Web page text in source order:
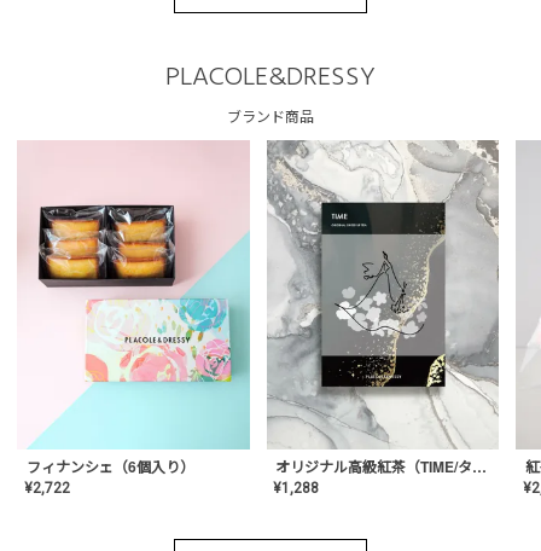
PLACOLE&DRESSY
ブランド商品
フィナンシェ（6個入り）
¥2,722
オリジナル高級紅茶（TIME/タイム）【ギフト/プチギフト/プレゼント/内祝い/結婚式/オリジナル配合/高品質/ハーブティー/茶葉/記念日/お返し/手土産/美容/おしゃれ】
¥1,288 ¥